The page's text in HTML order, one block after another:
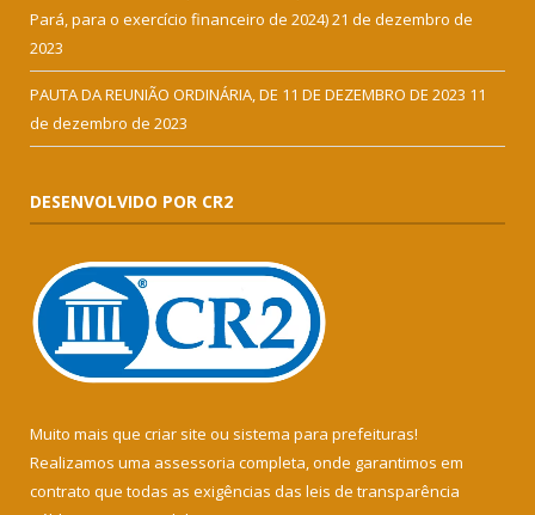
Pará, para o exercício financeiro de 2024)21 de dezembro de
2023
PAUTA DA REUNIÃO ORDINÁRIA, DE 11 DE DEZEMBRO DE 2023 11
de dezembro de 2023
DESENVOLVIDO POR CR2
Muito mais que criar site ou sistema para prefeituras!
Realizamos uma assessoria completa, onde garantimos em
contrato que todas as exigências das leis de transparência